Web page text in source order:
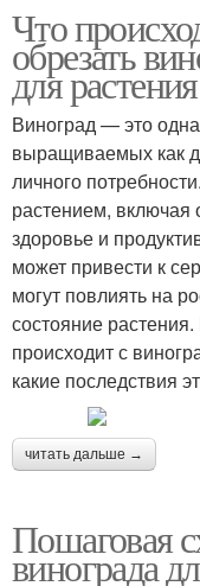
Что
обрезать
для растения
Виноград — это
выращиваемых как
личного
растением, включая
здоровье и
может привести к
могут повлиять на
состояние
происходит с
какие последствия
читать дальше →
Пошаговая
винограда